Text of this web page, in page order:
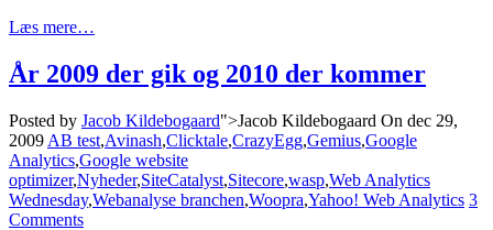
Læs mere…
År 2009 der gik og 2010 der kommer
Posted by Jacob Kildebogaard">Jacob Kildebogaard On dec 29,
2009 AB test,Avinash,Clicktale,CrazyEgg,Gemius,Google
Analytics,Google website
optimizer,Nyheder,SiteCatalyst,Sitecore,wasp,Web Analytics
Wednesday,Webanalyse branchen,Woopra,Yahoo! Web Analytics 3
Comments